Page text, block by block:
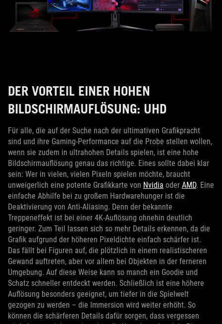
DER VORTEIL EINER HOHEN
BILDSCHIRMAUFLÖSUNG: UHD
Für alle, die auf der Suche nach der ultimativen Grafikpracht
sind und ihre Gaming-Performance auf die Probe stellen wollen,
wenn sie zudem in ultrahohen Details spielen, ist eine hohe
Bildschirmauflösung genau das richtige. Eines sollte dabei klar
sein: Wer in vielen, vielen Pixeln spielen möchte, braucht
unweigerlich eine potente Grafikkarte von Nvidia oder AMD. Eine
einfache Abhilfe bei zu großem Hardwarehunger ist die
Deaktivierung von Anti-Aliasing. Denn der bekannte
Treppeneffekt ist bei einer 4K-Auflösung ohnehin deutlich
geringer. Zum Teil lassen sich so mehr Details erkennen, da die
Grafik aufgrund der höheren Pixeldichte einfach schärfer ist.
Das fällt bei Figuren auf, die plötzlich in einem realistischeren
Gewand auftreten, aber vor allem bei Objekten in der ferneren
Umgebung. Auf diese Weise kann so manch ein Goodie und
Schatz schneller entdeckt werden. Schließlich ist eine höhere
Auflösung besonders geeignet, um tiefer in die Spielwelt
gezogen zu werden – die Immersion wird weiter erhöht. So
können die schärferen Details dafür sorgen, dass vergessen